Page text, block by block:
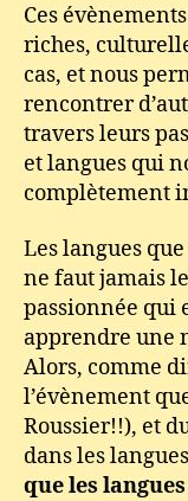
Ces
riches,
cas, et nous
rencontrer
travers leurs
et langues qui
complètement
Les langues
ne faut jamais
passionnée qui
apprendre une
Alors, comme
l’évènement
Roussier!!), et
dans les
que les